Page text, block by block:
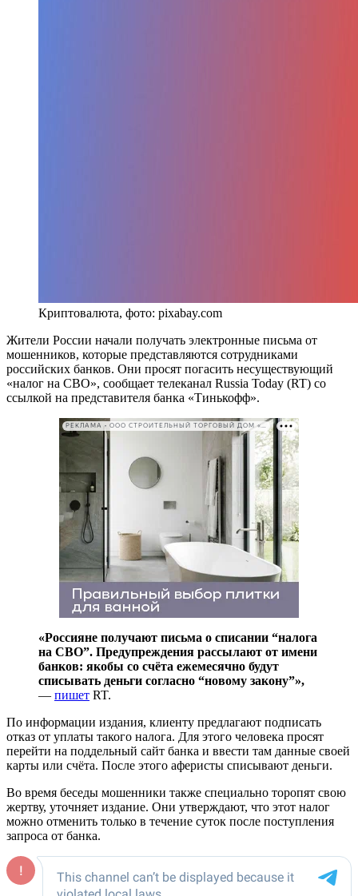
Криптовалюта, фото: pixabay.com
Жители России начали получать электронные письма от
мошенников, которые представляются сотрудниками
российских банков. Они просят погасить несуществующий
«налог на СВО», сообщает телеканал Russia Today (RT) со
ссылкой на представителя банка «Тинькофф».
РЕКЛАМА • ООО СТРОИТЕЛЬНЫЙ ТОРГОВЫЙ ДОМ «ПЕТРОВИЧ». ИНН: 7802348846
«Россияне получают письма о списании “налога
на СВО”. Предупреждения рассылают от имени
банков: якобы со счёта ежемесячно будут
списывать деньги согласно “новому закону”»,
— пишет RT.
По информации издания, клиенту предлагают подписать
отказ от уплаты такого налога. Для этого человека просят
перейти на поддельный сайт банка и ввести там данные своей
карты или счёта. После этого аферисты списывают деньги.
Во время беседы мошенники также специально торопят свою
жертву, уточняет издание. Они утверждают, что этот налог
можно отменить только в течение суток после поступления
запроса от банка.